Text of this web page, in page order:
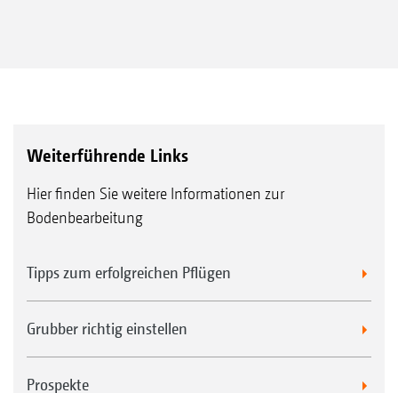
Weiterführende Links
Hier finden Sie weitere Informationen zur
Bodenbearbeitung
Tipps zum erfolgreichen Pflügen
Grubber richtig einstellen
Prospekte